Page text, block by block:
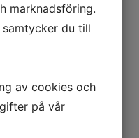
marknadsföring.
du till
av cookies och
på vår